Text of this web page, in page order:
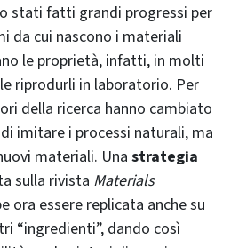
stati fatti grandi progressi per
da cui nascono i materiali
le proprietà, infatti, in molti
riprodurli in laboratorio. Per
della ricerca hanno cambiato
imitare i processi naturali, ma
materiali. Una strategia
sulla rivista Materials
ora essere replicata anche su
“ingredienti”, dando così